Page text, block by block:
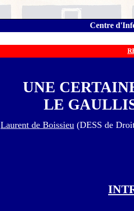
Centre
UNE
LE
Laurent de Boissieu (DESS de